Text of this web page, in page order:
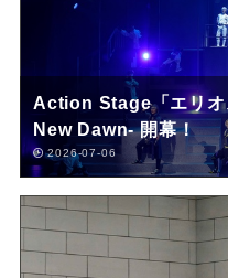
Action Stage「エリオ
New Dawn- 開幕！
2026-07-06